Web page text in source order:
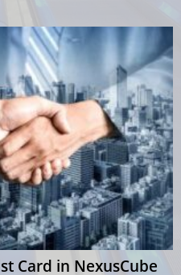
Card in NexusCube